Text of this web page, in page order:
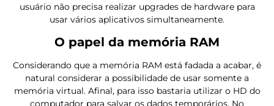
usuário não precisa realizar upgrades de hardware para
usar vários aplicativos simultaneamente.
O papel da memória RAM
Considerando que a memória RAM está fadada a acabar, é
natural considerar a possibilidade de usar somente a
memória virtual. Afinal, para isso bastaria utilizar o HD do
computador para salvar os dados temporários. No